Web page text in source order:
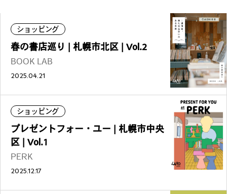
ショッピング
春の書店巡り | 札幌市北区 | Vol.2
BOOK LAB
2025.04.21
ショッピング
プレゼントフォー・ユー | 札幌市中央
区 | Vol.1
PERK
2025.12.17